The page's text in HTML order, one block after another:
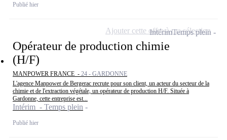
Publié hier
Opérateur de production chimie
(H/F)
MANPOWER FRANCE - 24 - GARDONNE
L'agence Manpower de Bergerac recrute pour son client, un acteur du secteur de la
chimie et de l'extraction végétale, un opérateur de production H/F. Située à
Gardonne, cette entreprise est...
Intérim - Temps plein
Publié hier
IntérimTemps plein
Ajouter cette offre à ma sélection